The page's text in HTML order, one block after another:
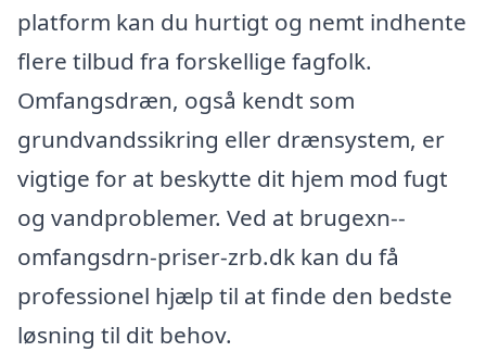
platform kan du hurtigt og nemt indhente
flere tilbud fra forskellige fagfolk.
Omfangsdræn, også kendt som
grundvandssikring eller drænsystem, er
vigtige for at beskytte dit hjem mod fugt
og vandproblemer. Ved at brugexn--
omfangsdrn-priser-zrb.dk kan du få
professionel hjælp til at finde den bedste
løsning til dit behov.